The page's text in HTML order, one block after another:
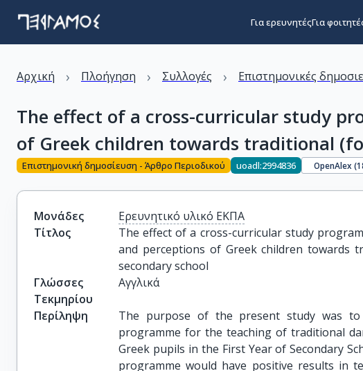
Για ερευνητέςΓια
Αρχική › Πλοήγηση › Συλλογές › Επιστημονικές
The effect of a cross-curricular study
of Greek children towards traditional
Επιστημονική δημοσίευση - Άρθρο Περιοδικού uoadl:2994836 OpenAlex (
Μονάδες
Ερευνητικό υλικό ΕΚΠΑ
Τίτλος
The effect of a cross-curricular study
and perceptions of Greek children towards
secondary school
Γλώσσες
Τεκμηρίου
Αγγλικά
Περίληψη
The purpose of the present study was
programme for the teaching of traditional
Greek pupils in the First Year of Secondary
programme would have positive results in